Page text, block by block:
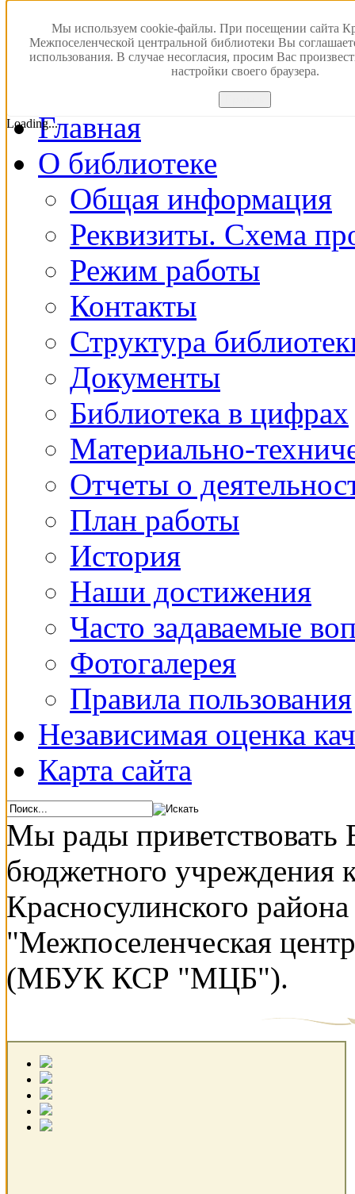
Мы используем cookie-файлы. При посещении сайта
Межпоселенческой центральной библиотеки Вы
использования. В случае несогласия, просим Вас
настройки своего браузера.
Loading...
Версия для
ПОИСК В
Главная
О библиотеке
Общая информация
Реквизиты. Схема
Режим работы
Контакты
Структура
Документы
Библиотека в цифрах
Материально-
Отчеты о
План работы
История
Наши достижения
Часто задаваемые
Фотогалерея
Правила пользования
Независимая оценка
Карта сайта
Мы рады приветствовать
бюджетного учреждения
Красносулинского района
"Межпоселенческая
(МБУК КСР "МЦБ").